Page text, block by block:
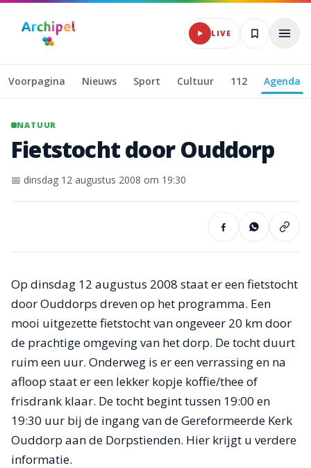
Naar hoofdinhoud
LIVE
Voorpagina Nieuws Sport Cultuur 112 Agenda
NATUUR
Fietstochtdoor Ouddorp
📅 dinsdag 12 augustus 2008 om 19:30
Op dinsdag 12 augustus 2008 staat er een fietstocht
door Oud­dorps dreven op het programma. Een
mooi uitgezette fietstocht van ongeveer 20 km door
de prachtige omgeving van het dorp. De tocht duurt
ruim een uur. Onderweg is er een verrassing en na
afloop staat er een lekker kopje koffie/thee of
frisdrank klaar. De tocht begint tussen 19:00 en
19:30 uur bij de ingang van de Gereformeerde Kerk
Ouddorp aan de Dorpstienden. Hier krijgt u verdere
informatie.